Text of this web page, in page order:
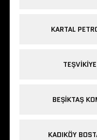
KARTAL
BEŞIKTAŞ
KADIKÖY